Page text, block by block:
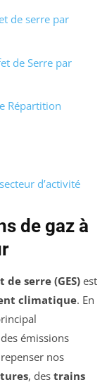
de serre par
de Serre par
Répartition
d’activité
de gaz à
de serre (GES) est
climatique. En
émissions
nos
, des trains